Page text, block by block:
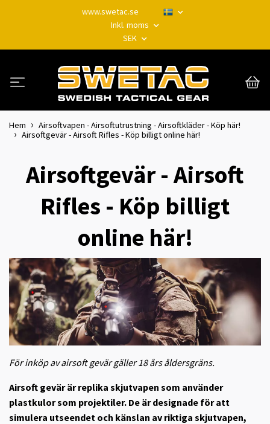
www.swetac.se
Inkl. moms
SEK
Hem
Airsoftvapen - Airsoftutrustning - Airsoftkläder - Köp här!
Airsoftgevär - Airsoft Rifles - Köp billigt online här!
Airsoftgevär - Airsoft
Rifles - Köp billigt
online här!
För inköp av airsoft gevär gäller 18 års åldersgräns.
Airsoft gevär är replika skjutvapen som använder
plastkulor som projektiler. De är designade för att
simulera utseendet och känslan av riktiga skjutvapen,